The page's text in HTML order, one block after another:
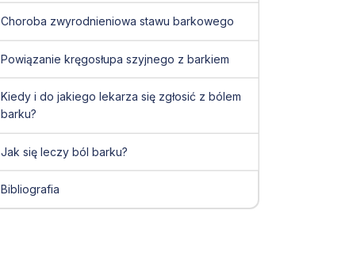
Choroba zwyrodnieniowa stawu barkowego
Powiązanie kręgosłupa szyjnego z barkiem
Kiedy i do jakiego lekarza się zgłosić z bólem
barku?
Jak się leczy ból barku?
Bibliografia